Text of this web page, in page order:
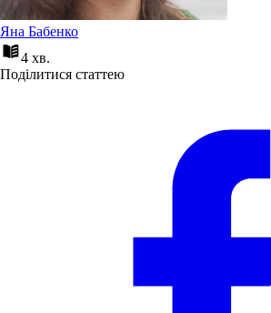
Яна Бабенко
4 хв.
Поділитися статтею